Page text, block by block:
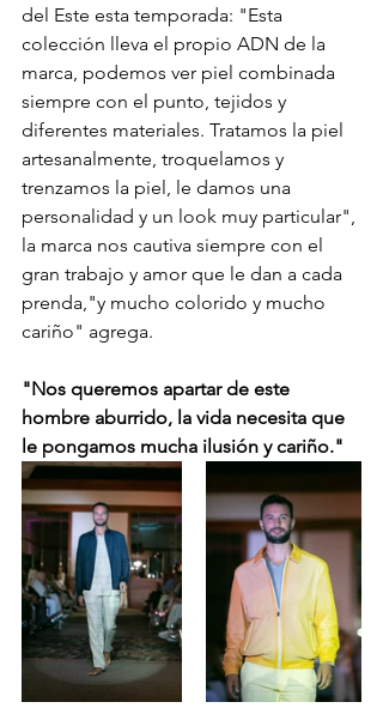
del Este esta temporada: "Esta
colección lleva el propio ADN de la
marca, podemos ver piel combinada
siempre con el punto, tejidos y
diferentes materiales. Tratamos la piel
artesanalmente, troquelamos y
trenzamos la piel, le damos una
personalidad y un look muy particular",
la marca nos cautiva siempre con el
gran trabajo y amor que le dan a cada
prenda,"y mucho colorido y mucho
cariño" agrega.
"Nos queremos apartar de este
hombre aburrido, la vida necesita que
le pongamos mucha ilusión y cariño."